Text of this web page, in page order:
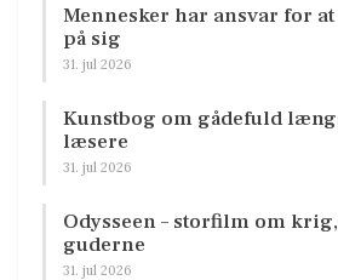
Mennesker har ansvar for
på sig
31. jul 2026
Kunstbog om gådefuld
læsere
31. jul 2026
Odysseen – storfilm om
guderne
31. jul 2026